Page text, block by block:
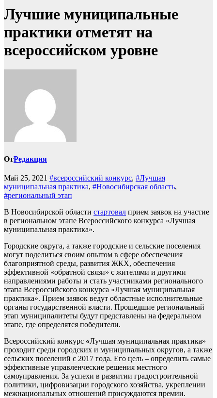
Лучшие муниципальные
практики отметят на
всероссийском уровне
ОтРедакция
Май 25, 2021 #всероссийский конкурс, #Лучшая
муниципальная практика, #Новосибирская область,
#региональный этап
В Новосибирской области стартовал прием заявок на участие
в региональном этапе Всероссийского конкурса «Лучшая
муниципальная практика».
Городские округа, а также городские и сельские поселения
могут поделиться своим опытом в сфере обеспечения
благоприятной среды, развития ЖКХ, обеспечения
эффективной «обратной связи» с жителями и другими
направлениями работы и стать участниками регионального
этапа Всероссийского конкурса «Лучшая муниципальная
практика». Прием заявок ведут областные исполнительные
органы государственной власти. Прошедшие региональный
этап муниципалитеты будут представлены на федеральном
этапе, где определятся победители.
Всероссийский конкурс «Лучшая муниципальная практика»
проходит среди городских и муниципальных округов, а также
сельских поселений с 2017 года. Его цель – определить самые
эффективные управленческие решения местного
самоуправления. За успехи в развитии градостроительной
политики, цифровизации городского хозяйства, укреплении
межнациональных отношений присуждаются премии.